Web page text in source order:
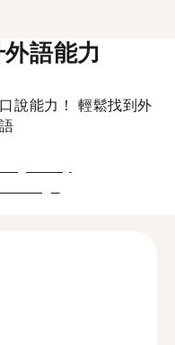
語能力
說能力！ 輕鬆找到外